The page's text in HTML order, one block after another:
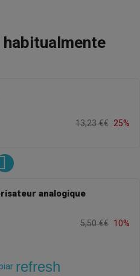
13,23 €€ 25%
analogique
5,50 €€ 10%
refresh